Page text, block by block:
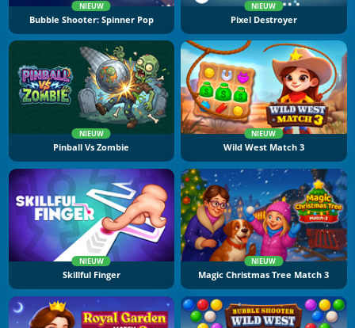
NIEUW
Bubble Shooter: Spinner Pop
NIEUW
Pixel Destroyer
NIEUW
Pinball Vs Zombie
NIEUW
Wild West Match 3
NIEUW
Skillful Finger
NIEUW
Magic Christmas Tree Match 3